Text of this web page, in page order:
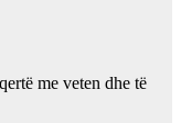
me veten dhe të